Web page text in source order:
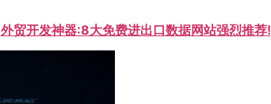
外贸开发神器:8大免费进出口数据网站强烈推荐!